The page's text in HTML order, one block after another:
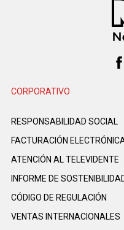
CORPORATIVO
RESPONSABILIDAD SOCIAL
FACTURACIÓN
ATENCIÓN AL TELEVIDENTE
INFORME DE
CÓDIGO DE REGULACIÓN
VENTAS INTERNACIONALES